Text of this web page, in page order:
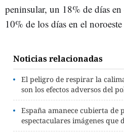
peninsular, un 18% de días
10% de los días en el
Noticias relacionadas
El peligro de respirar la
son los efectos adversos del
España amanece cubierta de
espectaculares imágenes que